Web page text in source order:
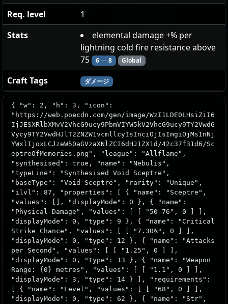
Req. level
1
Stats
elemental damage +% per
lightning cold fire resistance above
75
6—8 Global
Craft Tags ダメージ
{ "w": 2, "h": 3, "icon":
"https://web.poecdn.com/gen/image/WzI1LDE0LHsiZiI6
IjJESXRlbXMvV2VhcG9ucy9PbmVIYW5kV2VhcG9ucy9TY2VwdG
Vycy9TY2VwdHJlT2ZNZW1vcmllcyIsInciOjIsImgiOjMsInNj
YWxlIjoxLCJzeW50aGVzaXNlZCI6dHJ1ZX1d/42c37f31d6/Sc
eptreOfMemories.png", "league": "Allflame",
"synthesised": true, "name": "Nebulis",
"typeLine": "Synthesised Void Sceptre",
"baseType": "Void Sceptre", "rarity": "Unique",
"ilvl": 87, "properties": [ { "name": "Sceptre",
"values": [], "displayMode": 0 }, { "name":
"Physical Damage", "values": [ [ "50-76", 0 ] ],
"displayMode": 0, "type": 9 }, { "name": "Critical
Strike Chance", "values": [ [ "7.30%", 0 ] ],
"displayMode": 0, "type": 12 }, { "name": "Attacks
per Second", "values": [ [ "1.25", 0 ] ],
"displayMode": 0, "type": 13 }, { "name": "Weapon
Range: {0} metres", "values": [ [ "1.1", 0 ] ],
"displayMode": 3, "type": 14 } ], "requirements":
[ { "name": "Level", "values": [ [ "68", 0 ] ],
"displayMode": 0, "type": 62 }, { "name": "Str",